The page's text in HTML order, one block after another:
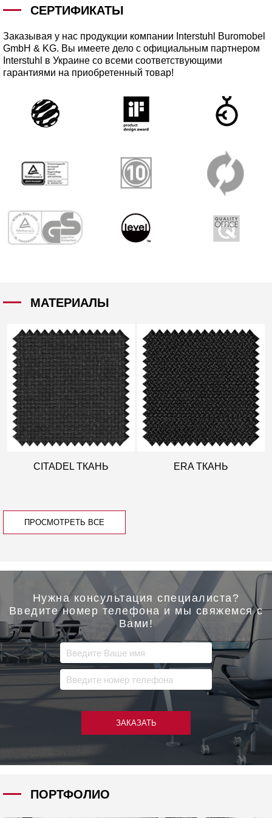
СЕРТИФИКАТЫ
Заказывая у нас продукции компании Interstuhl Buromobel
GmbH & KG. Вы имеете дело с официальным партнером
Interstuhl в Украине со всеми соответствующими
гарантиями на приобретенный товар!
МАТЕРИАЛЫ
CITADEL ТКАНЬ ERA ТКАНЬ
ПРОСМОТРЕТЬ ВСЕ
Нужна консультация специалиста?
Введите номер телефона и мы свяжемся с
Вами!
ЗАКАЗАТЬ
ПОРТФОЛИО